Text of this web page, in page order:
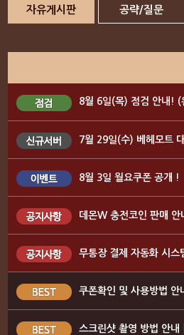
자유게시판 공략/질문
8월 6일(목) 점검 안내! (
7월 29일(수) 베헤모트
8월 3일 월요쿠폰 공개 !
데몬W 충전코인 판매 안
무통장 결제 자동화 시스
쿠폰확인 및 사용방법 안
스크린샷 촬영 방법 안내